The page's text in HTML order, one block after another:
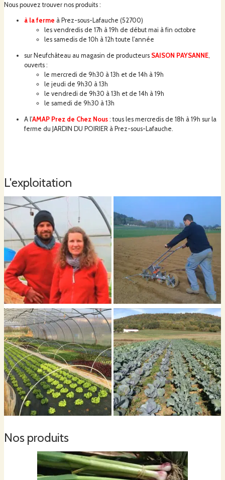
Notre objectif est deproduire des légumes sains, naturellement
produits chimiques en respectant l’environnement, le sol, les ressources en
eau, en énergie, la biodiversité. Nous souhaitons
localement, afin de réduire le bilan carbone des transports ; la livraison
dans des points relais y contribue. Les plants sont majoritairement produits
par nos soins.
Nous pouvez trouver nos produits :
à la ferme à Prez-sous-Lafauche (52700)
les vendredis de 17h à 19h de début mai à fin octobre
les samedis de 10h à 12h toute l'année
sur Neufchâteau au magasin de producteurs SAISON PAYSANNE,
ouverts :
le mercredi de 9h30 à 13h et de 14h à 19h
le jeudi de 9h30 à 13h
le vendredi de 9h30 à 13h et de 14h à 19h
le samedi de 9h30 à 13h
A l'AMAP Prez de Chez Nous : tous les mercredis de 18h à 19h sur la
ferme du JARDIN DU POIRIER à Prez-sous-Lafauche.
L'exploitation
Nos produits